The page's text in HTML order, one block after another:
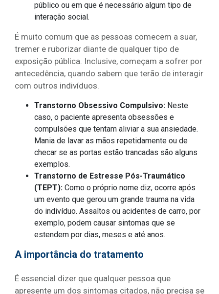
público ou em que é necessário algum tipo de
interação social.
É muito comum que as pessoas comecem a suar,
tremer e ruborizar diante de qualquer tipo de
exposição pública. Inclusive, começam a sofrer por
antecedência, quando sabem que terão de interagir
com outros indivíduos.
Transtorno Obsessivo Compulsivo: Neste
caso, o paciente apresenta obsessões e
compulsões que tentam aliviar a sua ansiedade.
Mania de lavar as mãos repetidamente ou de
checar se as portas estão trancadas são alguns
exemplos.
Transtorno de Estresse Pós-Traumático
(TEPT): Como o próprio nome diz, ocorre após
um evento que gerou um grande trauma na vida
do indivíduo. Assaltos ou acidentes de carro, por
exemplo, podem causar sintomas que se
estendem por dias, meses e até anos.
A importância do tratamento
É essencial dizer que qualquer pessoa que
apresente um dos sintomas citados, não precisa se